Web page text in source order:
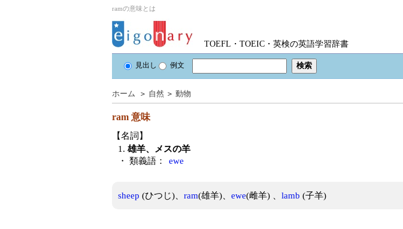
ramの意味とは
TOEFL・TOEIC・英検の英語学習辞書
見出し 例文
ホーム ＞ 自然 ＞ 動物
ram 意味
【名詞】
1. 雄羊、メスの羊
・ 類義語：
ewe
sheep (ひつじ)、 ram(雄羊)、 ewe(雌羊) 、 lamb (子羊)